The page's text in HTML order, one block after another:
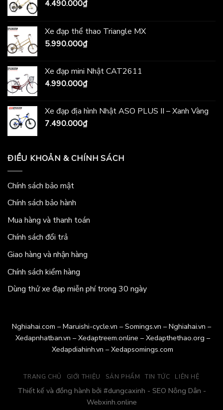
4.490.000₫
Xe đạp thể thao Triangle MX
5.990.000₫
Xe đạp mini Nhật CAT2611
4.990.000₫
Xe đạp địa hình Nhật ASO PLUS II – Xanh Vàng
7.490.000₫
ĐIỀU KHOẢN & CHÍNH SÁCH
Chính sách bảo mật
Chính sách bảo hành
Mua hàng và thanh toán
Chính sách đổi trả
Giao hàng và nhận hàng
Chính sách kiểm hàng
Dùng thử xe đạp miễn phí trong 30 ngày
Nghiahai.com –Maruishi-cycle.vn –Somings.vn –Nghiahai.vn –
Xedapnhatban.vn –Xedaptreem.online –Xedapthethao.org –
Xedapdiahinh.vn –Xedapsomings.com
TRANG CHỦ GIỚI THIỆU SẢN PHẨM TIN TỨC LIÊN HỆ
Thiết kế và đồng hành bởi #dungcaxinh - SEO Nông Dân -
Webxinh.online